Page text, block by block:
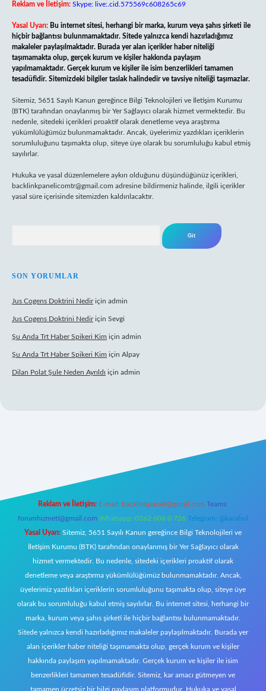
Reklam ve İletişim: Skype: live:.cid.575569c608265c69
Yasal Uyarı: Bu internet sitesi, herhangi bir marka, kurum veya şahıs şirketi ile
hiçbir bağlantısı bulunmamaktadır. Sitede yalnızca kendi hazırladığımız
makaleler paylaşılmaktadır. Burada yer alan içerikler haber niteliği
taşımamakta olup, gerçek kurum ve kişiler hakkında paylaşım
yapılmamaktadır. Gerçek kurum ve kişiler ile isim benzerlikleri tamamen
tesadüfidir. Sitemizdeki bilgiler taslak halindedir ve tavsiye niteliği taşımazlar.
Sitemiz, 5651 Sayılı Kanun gereğince Bilgi Teknolojileri ve İletişim Kurumu
(BTK) tarafından onaylanmış bir Yer Sağlayıcı olarak hizmet vermektedir. Bu
nedenle, sitedeki içerikleri proaktif olarak denetleme veya araştırma
yükümlülüğümüz bulunmamaktadır. Ancak, üyelerimiz yazdıkları içeriklerin
sorumluluğunu taşımakta olup, siteye üye olarak bu sorumluluğu kabul etmiş
sayılırlar.
Hukuka ve yasal düzenlemelere aykırı olduğunu düşündüğünüz içerikleri,
backlinkpanelicomtr@gmail.com adresine bildirmeniz halinde, ilgili içerikler
yasal süre içerisinde sitemizden kaldırılacaktır.
SON YORUMLAR
Jus Cogens Doktrini Nediriçin admin
Jus Cogens Doktrini Nediriçin Sevgi
Şu Anda Trt Haber Spikeri Kim için admin
Şu Anda Trt Haber Spikeri Kim için Alpay
Dilan Polat Şule Neden Ayrıldı için admin
Reklam ve İletişim: E-mail: backlinkpaneli@gmail.com Teams:
forumhizmeti@gmail.com Whatsapp: 0262 606 0 726 Telegram: @karabul
Yasal Uyarı: Sitemiz, 5651 Sayılı Kanun gereğince Bilgi Teknolojileri ve
İletişim Kurumu (BTK) tarafından onaylanmış bir Yer Sağlayıcı olarak
hizmet vermektedir. Bu nedenle, sitedeki içerikleri proaktif olarak
denetleme veya araştırma yükümlülüğümüz bulunmamaktadır. Ancak,
üyelerimiz yazdıkları içeriklerin sorumluluğunu taşımakta olup, siteye üye
olarak bu sorumluluğu kabul etmiş sayılırlar. Bu internet sitesi, herhangi bir
marka, kurum veya şahıs şirketi ile hiçbir bağlantısı bulunmamaktadır.
Sitede yalnızca kendi hazırladığımız makaleler paylaşılmaktadır. Burada yer
alan içerikler haber niteliği taşımamakta olup, gerçek kurum ve kişiler
hakkında paylaşım yapılmamaktadır. Gerçek kurum ve kişiler ile isim
benzerlikleri tamamen tesadüfidir. Sitemiz, kar amacı gütmeyen ve
tamamen ücretsiz bir bilgi paylaşım platformudur. Hukuka ve yasal